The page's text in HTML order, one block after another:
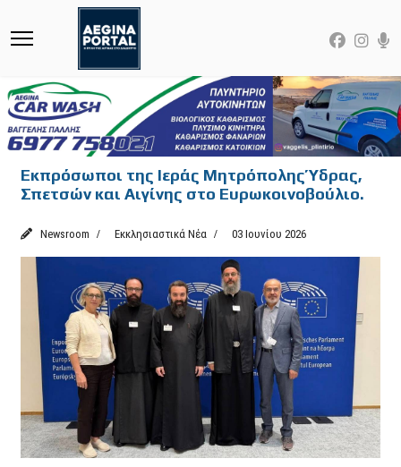
Εκπρόσωποι της Ιεράς Μητρόπολης Ύδρας,
Σπετσών και Αιγίνης στο Ευρωκοινοβούλιο.
Newsroom Εκκλησιαστικά Νέα 03 Ιουνίου 2026